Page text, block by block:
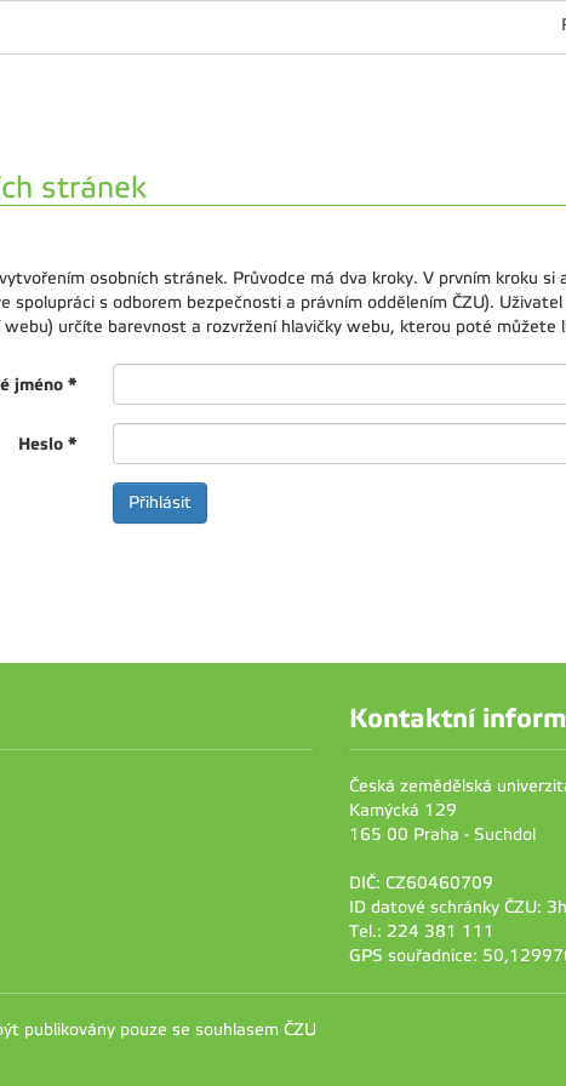
stránek
osobních stránek. Průvodce má dva kroky. V prvním kroku si
spolupráci s odborem bezpečnosti a právním oddělením ČZU).
určíte barevnost a rozvržení hlavičky webu, kterou poté
jméno *
Heslo *
Kontaktní
Česká zemědělská
Kamýcká 129
165 00 Praha - Suchdol
DIČ: CZ60460709
ID datové schránky ČZU:
Tel.: 224 381 111
GPS souřadnice:
publikovány pouze se souhlasem ČZU